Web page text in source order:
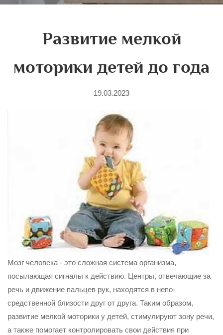
Развитие мелкой
моторики детей до года
19.03.2023
Мозг человека - это сложная система организма,
посылающая сигналы к дей­ствию. Центры, отвечающие за
речь и движение пальцев рук, находятся в непо­
средственной близости друг от друга. Таким образом,
развитие мелкой моторики у детей, стимулируют зону речи,
а также помогает контролировать свои действия при